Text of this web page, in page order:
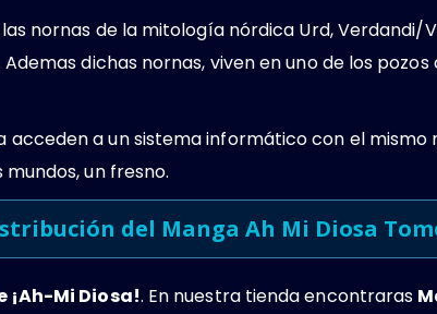
nornas de la mitología nórdica Urd, Verdandi/
dichas nornas, viven en uno de los
acceden a un sistema informático con el
un fresno.
del Manga Ah Mi Diosa
¡Ah-Mi Diosa!. En nuestra tienda encontraras